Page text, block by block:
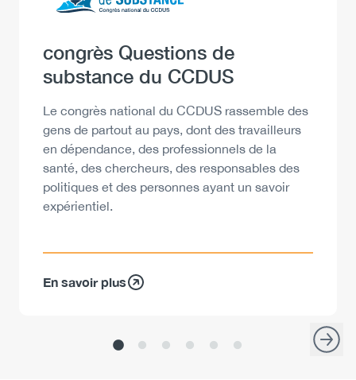
Heading
congrès Questions de
substance du CCDUS
Description
Le congrès national du CCDUS rassemble des
gens de partout au pays, dont des travailleurs
en dépendance, des professionnels de la
santé, des chercheurs, des responsables des
politiques et des personnes ayant un savoir
expérientiel.
En savoir plus